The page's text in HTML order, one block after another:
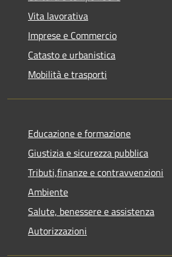
Vita lavorativa
Imprese e Commercio
Catasto e urbanistica
Mobilità e trasporti
Educazione e formazione
Giustizia e sicurezza pubblica
Tributi,finanze e contravvenzioni
Ambiente
Salute, benessere e assistenza
Autorizzazioni